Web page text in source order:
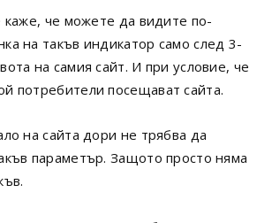
каже, че можете да видите по-
на такъв индикатор само след 3-
на самия сайт. И при условие, че
потребители посещават сайта.
на сайта дори не трябва да
параметър. Защото просто няма